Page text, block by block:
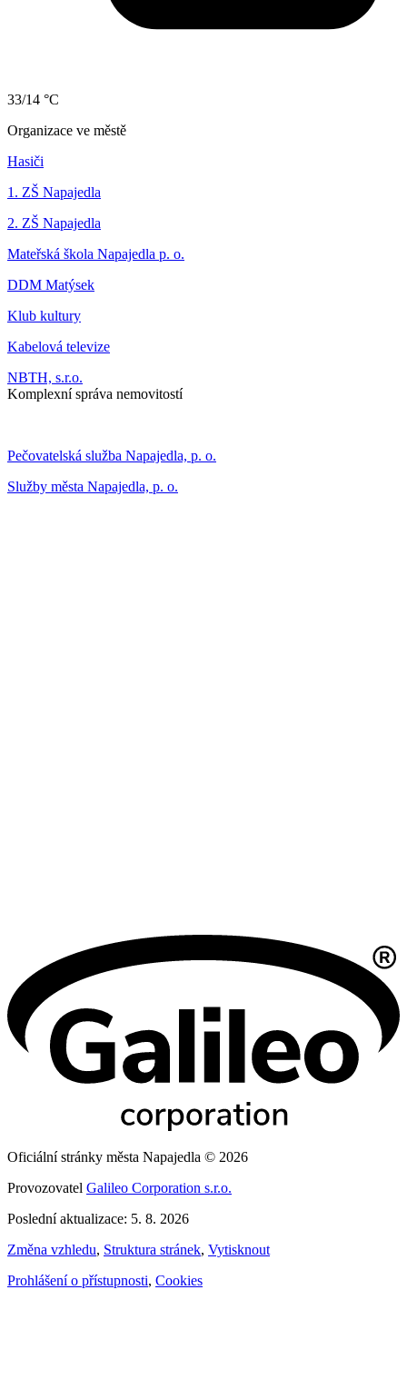
33/14 °C
Organizace ve městě
Hasiči
1. ZŠ Napajedla
2. ZŠ Napajedla
Mateřská škola Napajedla p. o.
DDM Matýsek
Klub kultury
Kabelová televize
NBTH, s.r.o.
Komplexní správa nemovitostí
Pečovatelská služba Napajedla, p. o.
Služby města Napajedla, p. o.
Oficiální stránky města Napajedla © 2026
Provozovatel Galileo Corporation s.r.o.
Poslední aktualizace: 5. 8. 2026
Změna vzhledu, Struktura stránek, Vytisknout
Prohlášení o přístupnosti, Cookies